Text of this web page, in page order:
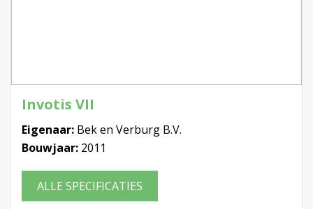
Invotis VII
Eigenaar: Bek en Verburg B.V.
Bouwjaar: 2011
ALLE SPECIFICATIES